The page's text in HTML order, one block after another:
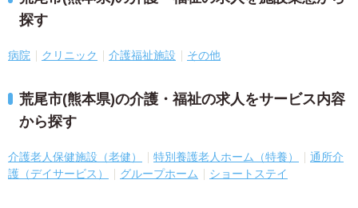
探す
病院 クリニック 介護福祉施設 その他
荒尾市(熊本県)の介護・福祉の求人をサービス内容
から探す
介護老人保健施設（老健） 特別養護老人ホーム（特養）
通所介
護（デイサービス）
グループホーム ショートステイ